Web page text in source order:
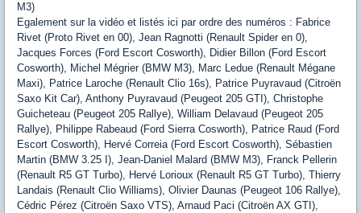
M3)
Egalement sur la vidéo et listés ici par ordre des numéros : Fabrice
Rivet (Proto Rivet en 00), Jean Ragnotti (Renault Spider en 0),
Jacques Forces (Ford Escort Cosworth), Didier Billon (Ford Escort
Cosworth), Michel Mégrier (BMW M3), Marc Ledue (Renault Mégane
Maxi), Patrice Laroche (Renault Clio 16s), Patrice Puyravaud (Citroën
Saxo Kit Car), Anthony Puyravaud (Peugeot 205 GTI), Christophe
Guicheteau (Peugeot 205 Rallye), William Delavaud (Peugeot 205
Rallye), Philippe Rabeaud (Ford Sierra Cosworth), Patrice Raud (Ford
Escort Cosworth), Hervé Correia (Ford Escort Cosworth), Sébastien
Martin (BMW 3.25 I), Jean-Daniel Malard (BMW M3), Franck Pellerin
(Renault R5 GT Turbo), Hervé Lorioux (Renault R5 GT Turbo), Thierry
Landais (Renault Clio Williams), Olivier Daunas (Peugeot 106 Rallye),
Cédric Pérez (Citroën Saxo VTS), Arnaud Paci (Citroën AX GTI),